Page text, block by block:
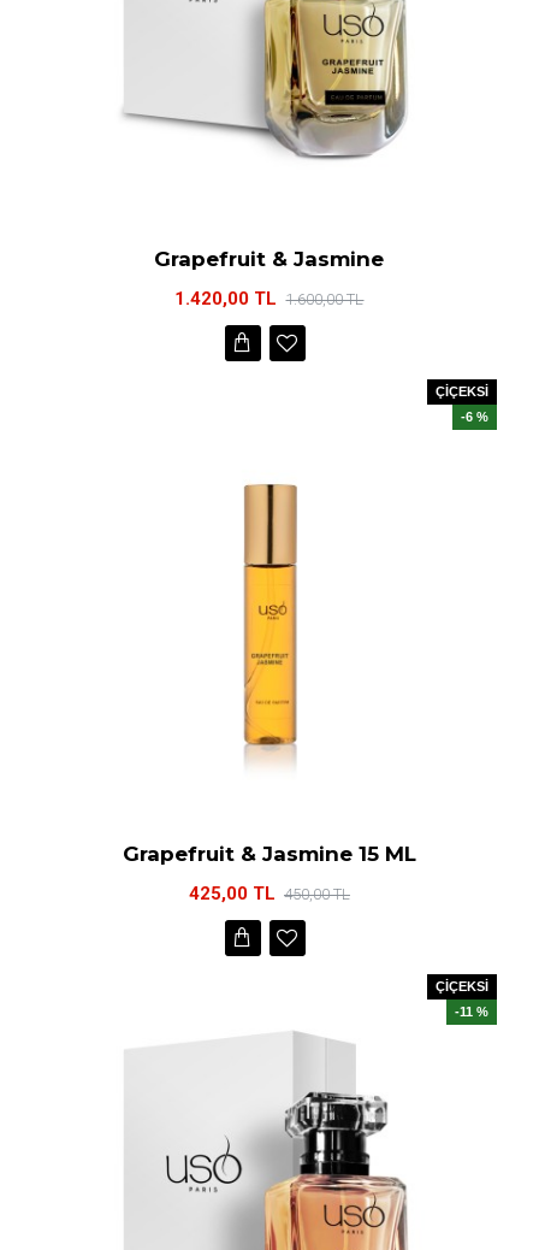
Grapefruit & Jasmine
1.420,00 TL 1.600,00 TL
ÇİÇEKSİ
-6 %
Grapefruit & Jasmine 15 ML
425,00 TL 450,00 TL
ÇİÇEKSİ
-11 %